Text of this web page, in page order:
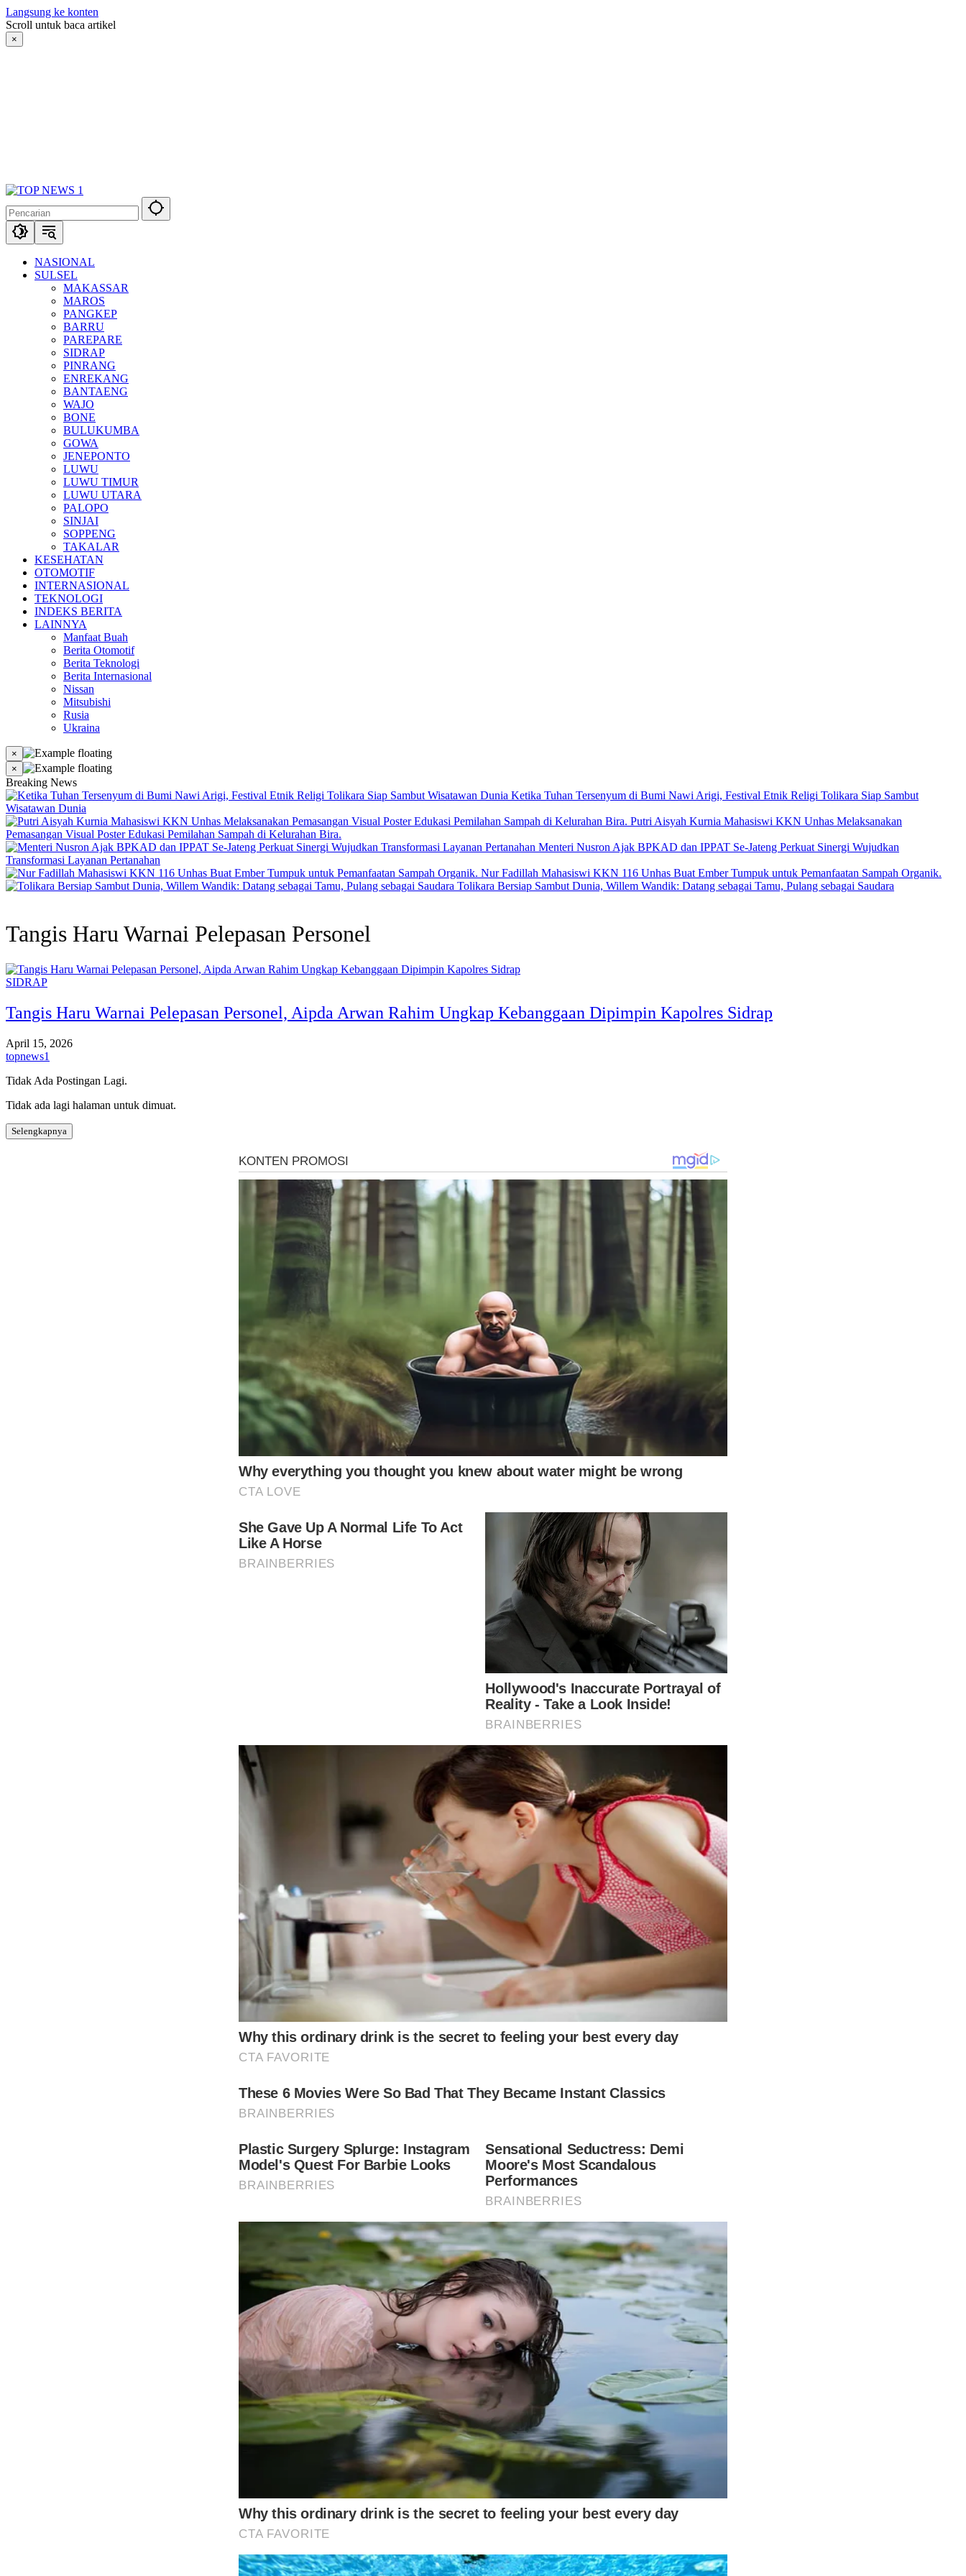
Langsung ke konten
Scroll untuk baca artikel
×
NASIONAL
SULSEL
MAKASSAR
MAROS
PANGKEP
BARRU
PAREPARE
SIDRAP
PINRANG
ENREKANG
BANTAENG
WAJO
BONE
BULUKUMBA
GOWA
JENEPONTO
LUWU
LUWU TIMUR
LUWU UTARA
PALOPO
SINJAI
SOPPENG
TAKALAR
KESEHATAN
OTOMOTIF
INTERNASIONAL
TEKNOLOGI
INDEKS BERITA
LAINNYA
Manfaat Buah
Berita Otomotif
Berita Teknologi
Berita Internasional
Nissan
Mitsubishi
Rusia
Ukraina
×
×
Breaking News
Ketika Tuhan Tersenyum di Bumi Nawi Arigi, Festival Etnik Religi Tolikara Siap Sambut
Wisatawan Dunia
Putri Aisyah Kurnia Mahasiswi KKN Unhas Melaksanakan
Pemasangan Visual Poster Edukasi Pemilahan Sampah di Kelurahan Bira.
Menteri Nusron Ajak BPKAD dan IPPAT Se-Jateng Perkuat Sinergi Wujudkan
Transformasi Layanan Pertanahan
Nur Fadillah Mahasiswi KKN 116 Unhas Buat Ember Tumpuk untuk Pemanfaatan Sampah Organik.
Tolikara Bersiap Sambut Dunia, Willem Wandik: Datang sebagai Tamu, Pulang sebagai Saudara
Tangis Haru Warnai Pelepasan Personel
SIDRAP
Tangis Haru Warnai Pelepasan Personel, Aipda Arwan Rahim Ungkap Kebanggaan Dipimpin Kapolres Sidrap
April 15, 2026
topnews1
Tidak Ada Postingan Lagi.
Tidak ada lagi halaman untuk dimuat.
Selengkapnya